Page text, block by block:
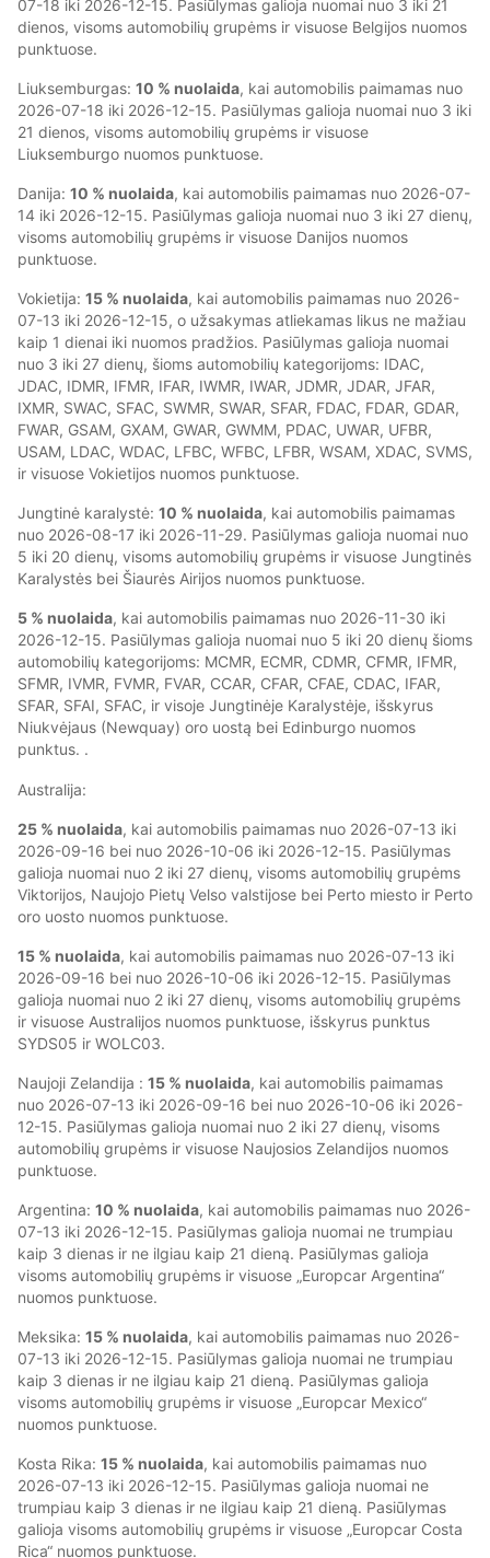
07-18 iki 2026-12-15. Pasiūlymas galioja nuomai nuo 3 iki 21
dienos, visoms automobilių grupėms ir visuose Belgijos nuomos
punktuose.
Liuksemburgas: 10 % nuolaida, kai automobilis paimamas nuo
2026-07-18 iki 2026-12-15. Pasiūlymas galioja nuomai nuo 3 iki
21 dienos, visoms automobilių grupėms ir visuose
Liuksemburgo nuomos punktuose.
Danija: 10 % nuolaida, kai automobilis paimamas nuo 2026-07-
14 iki 2026-12-15. Pasiūlymas galioja nuomai nuo 3 iki 27 dienų,
visoms automobilių grupėms ir visuose Danijos nuomos
punktuose.
Vokietija: 15 % nuolaida, kai automobilis paimamas nuo 2026-
07-13 iki 2026-12-15, o užsakymas atliekamas likus ne mažiau
kaip 1 dienai iki nuomos pradžios. Pasiūlymas galioja nuomai
nuo 3 iki 27 dienų, šioms automobilių kategorijoms: IDAC,
JDAC, IDMR, IFMR, IFAR, IWMR, IWAR, JDMR, JDAR, JFAR,
IXMR, SWAC, SFAC, SWMR, SWAR, SFAR, FDAC, FDAR, GDAR,
FWAR, GSAM, GXAM, GWAR, GWMM, PDAC, UWAR, UFBR,
USAM, LDAC, WDAC, LFBC, WFBC, LFBR, WSAM, XDAC, SVMS,
ir visuose Vokietijos nuomos punktuose.
Jungtinė karalystė: 10 % nuolaida, kai automobilis paimamas
nuo 2026-08-17 iki 2026-11-29. Pasiūlymas galioja nuomai nuo
5 iki 20 dienų, visoms automobilių grupėms ir visuose Jungtinės
Karalystės bei Šiaurės Airijos nuomos punktuose.
5 % nuolaida, kai automobilis paimamas nuo 2026-11-30 iki
2026-12-15. Pasiūlymas galioja nuomai nuo 5 iki 20 dienų šioms
automobilių kategorijoms: MCMR, ECMR, CDMR, CFMR, IFMR,
SFMR, IVMR, FVMR, FVAR, CCAR, CFAR, CFAE, CDAC, IFAR,
SFAR, SFAI, SFAC, ir visoje Jungtinėje Karalystėje, išskyrus
Niukvėjaus (Newquay) oro uostą bei Edinburgo nuomos
punktus. .
Australija:
25 % nuolaida, kai automobilis paimamas nuo 2026-07-13 iki
2026-09-16 bei nuo 2026-10-06 iki 2026-12-15. Pasiūlymas
galioja nuomai nuo 2 iki 27 dienų, visoms automobilių grupėms
Viktorijos, Naujojo Pietų Velso valstijose bei Perto miesto ir Perto
oro uosto nuomos punktuose.
15 % nuolaida, kai automobilis paimamas nuo 2026-07-13 iki
2026-09-16 bei nuo 2026-10-06 iki 2026-12-15. Pasiūlymas
galioja nuomai nuo 2 iki 27 dienų, visoms automobilių grupėms
ir visuose Australijos nuomos punktuose, išskyrus punktus
SYDS05 ir WOLC03.
Naujoji Zelandija : 15 % nuolaida, kai automobilis paimamas
nuo 2026-07-13 iki 2026-09-16 bei nuo 2026-10-06 iki 2026-
12-15. Pasiūlymas galioja nuomai nuo 2 iki 27 dienų, visoms
automobilių grupėms ir visuose Naujosios Zelandijos nuomos
punktuose.
Argentina: 10 % nuolaida, kai automobilis paimamas nuo 2026-
07-13 iki 2026-12-15. Pasiūlymas galioja nuomai ne trumpiau
kaip 3 dienas ir ne ilgiau kaip 21 dieną. Pasiūlymas galioja
visoms automobilių grupėms ir visuose „Europcar Argentina“
nuomos punktuose.
Meksika: 15 % nuolaida, kai automobilis paimamas nuo 2026-
07-13 iki 2026-12-15. Pasiūlymas galioja nuomai ne trumpiau
kaip 3 dienas ir ne ilgiau kaip 21 dieną. Pasiūlymas galioja
visoms automobilių grupėms ir visuose „Europcar Mexico“
nuomos punktuose.
Kosta Rika: 15 % nuolaida, kai automobilis paimamas nuo
2026-07-13 iki 2026-12-15. Pasiūlymas galioja nuomai ne
trumpiau kaip 3 dienas ir ne ilgiau kaip 21 dieną. Pasiūlymas
galioja visoms automobilių grupėms ir visuose „Europcar Costa
Rica“ nuomos punktuose.